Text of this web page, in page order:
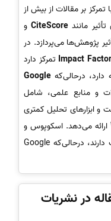
بر مقالات از بیش از
CiteScoreو
پژوهش‌ها می‌پردازد. در
Impact Factor تمرکز دارد
درحالی‌که Google
و منابع علمی، شامل
و ابزارهای تحلیل کمتری
نسبت به اسکوپوس و Web of Science ارائه می‌دهد. اسکوپوس و
Web of Science معمولاً نیاز به اشتراک دارند، درحالی‌که Google
در نشریات